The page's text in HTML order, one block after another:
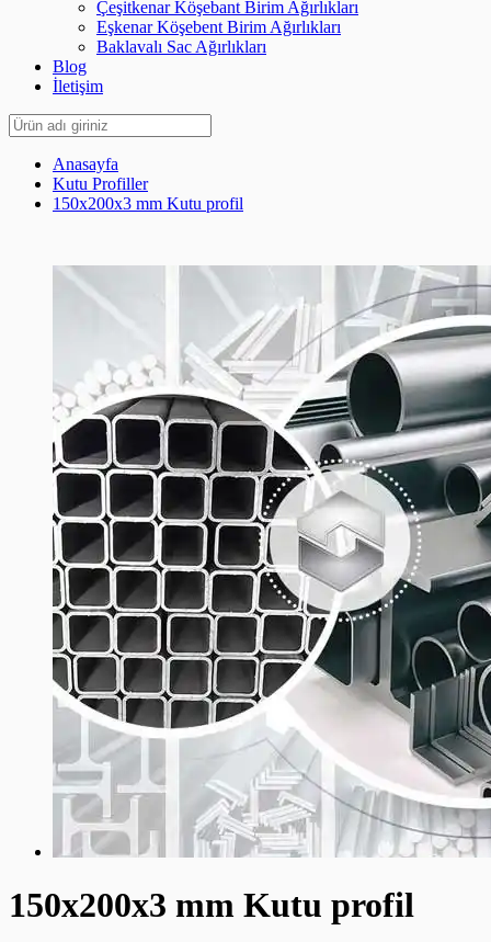
Çeşitkenar Köşebant Birim Ağırlıkları
Eşkenar Köşebent Birim Ağırlıkları
Baklavalı Sac Ağırlıkları
Blog
İletişim
Anasayfa
Kutu Profiller
150x200x3 mm Kutu profil
150x200x3 mm Kutu profil